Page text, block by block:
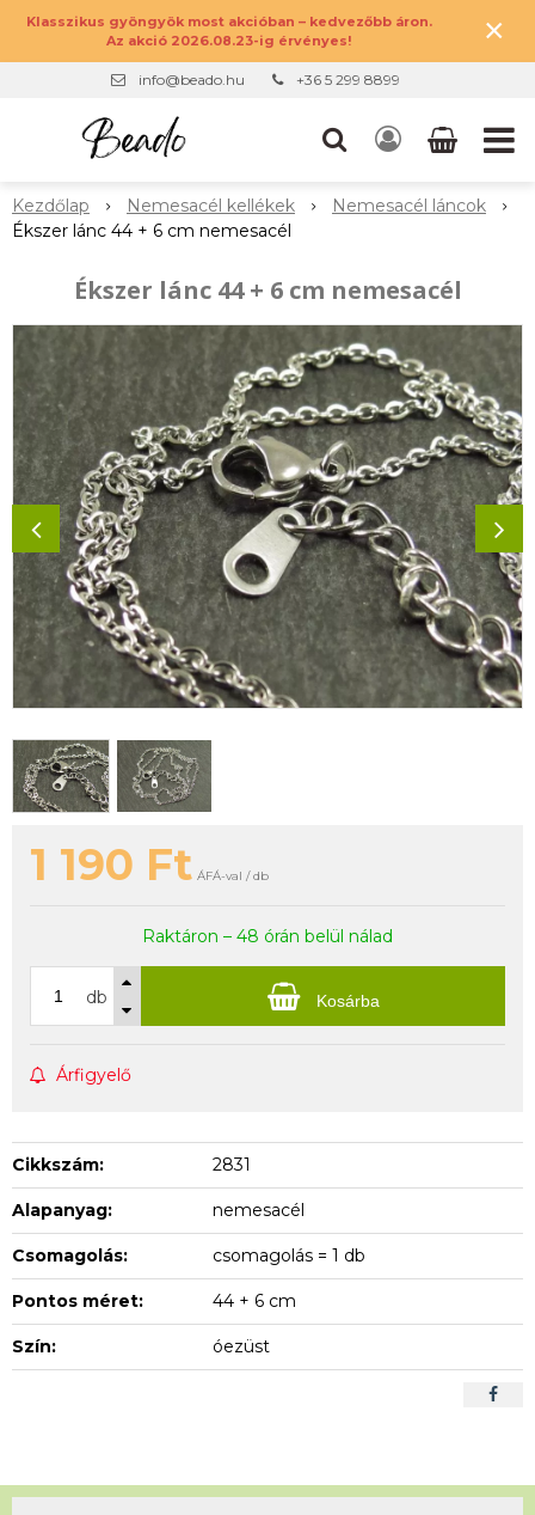
Klasszikus gyöngyök most akcióban – kedvezőbb áron.
Az akció 2026.08.23-ig érvényes!
×
info@beado.hu +36 5 299 8899
Kezdőlap Nemesacél kellékek
Nemesacél láncok
Ékszer lánc 44 + 6 cm nemesacél
Ékszer lánc 44 + 6 cm nemesacél
1 190 Ft ÁFÁ-val / db
Raktáron – 48 órán belül nálad
db Kosárba
Árfigyelő
Cikkszám: 2831
Alapanyag: nemesacél
Csomagolás: csomagolás = 1 db
Pontos méret: 44 + 6 cm
Szín: óezüst